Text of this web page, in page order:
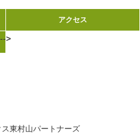
アクセス
-->
アクセス
-->
東村山パートナーズ